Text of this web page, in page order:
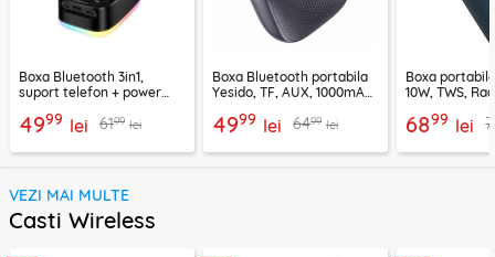
Boxa Bluetooth 3in1,
suport telefon + power
BR200
4999 lei 6199 lei
Boxa Bluetooth portabila
Yesido, TF, AUX, 1000mAh,
4999 lei 6499 lei
Boxa
10W, TWS,
6899 lei
VEZI MAI MULTE
Casti Wireless